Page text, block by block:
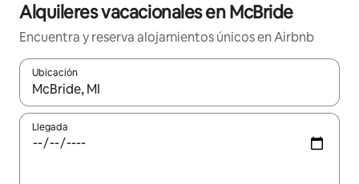
Alquileres vacacionales en McBride
Encuentra y reserva alojamientos únicos en Airbnb
Ubicación
Cuando los resultados estén disponibles, navega con las
Llegada